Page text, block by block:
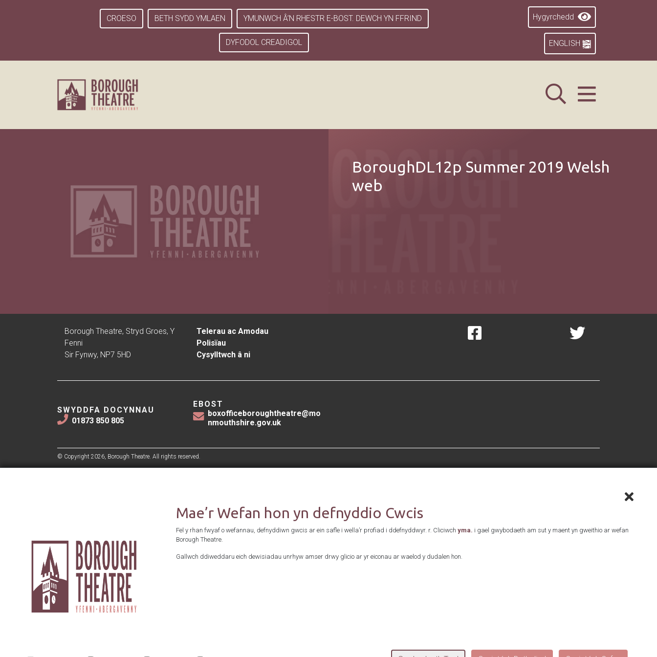
CROESO BETH SYDD YMLAEN YMUNWCH Â’N RHESTR E-BOST. DEWCH YN FFRIND
DYFODOL CREADIGOL
Hygyrchedd
ENGLISH
BoroughDL12p Summer 2019 Welsh
web
Borough Theatre, Stryd Groes, Y
Fenni
Sir Fynwy, NP7 5HD
Telerau ac Amodau
Polisïau
Cysylltwch â ni
SWYDDFA DOCYNNAU
01873 850 805
EBOST
boxofficeboroughtheatre@mo
nmouthshire.gov.uk
© Copyright 2026, Borough Theatre. All rights reserved.
Mae’r Wefan hon yn defnyddio Cwcis
Fel y rhan fwyaf o wefannau, defnyddiwn gwcis ar ein safle i wella’r profiad i ddefnyddwyr. r. Cliciwch yma. i gael gwybodaeth am sut y maent yn gweithio ar wefan
Borough Theatre.
Gallwch ddiweddaru eich dewisiadau unrhyw amser drwy glicio ar yr eiconau ar waelod y dudalen hon.